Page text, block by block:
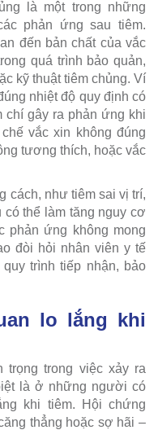
là một trong những
phản ứng sau tiêm.
đến bản chất của vắc
quá trình bảo quản,
kỹ thuật tiêm chủng. Ví
nhiệt độ quy định có
chí gây ra phản ứng khi
vắc xin không đúng
tương thích, hoặc vắc
cách, như tiêm sai vị trí,
có thể làm tăng nguy cơ
phản ứng không mong
đòi hỏi nhân viên y tế
trình tiếp nhận, bảo
lo lắng khi
trọng trong việc xảy ra
là ở những người có
khi tiêm. Hội chứng
thẳng hoặc sợ hãi –